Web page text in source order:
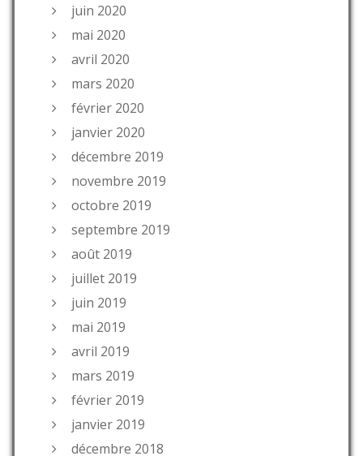
juin 2020
mai 2020
avril 2020
mars 2020
février 2020
janvier 2020
décembre 2019
novembre 2019
octobre 2019
septembre 2019
août 2019
juillet 2019
juin 2019
mai 2019
avril 2019
mars 2019
février 2019
janvier 2019
décembre 2018